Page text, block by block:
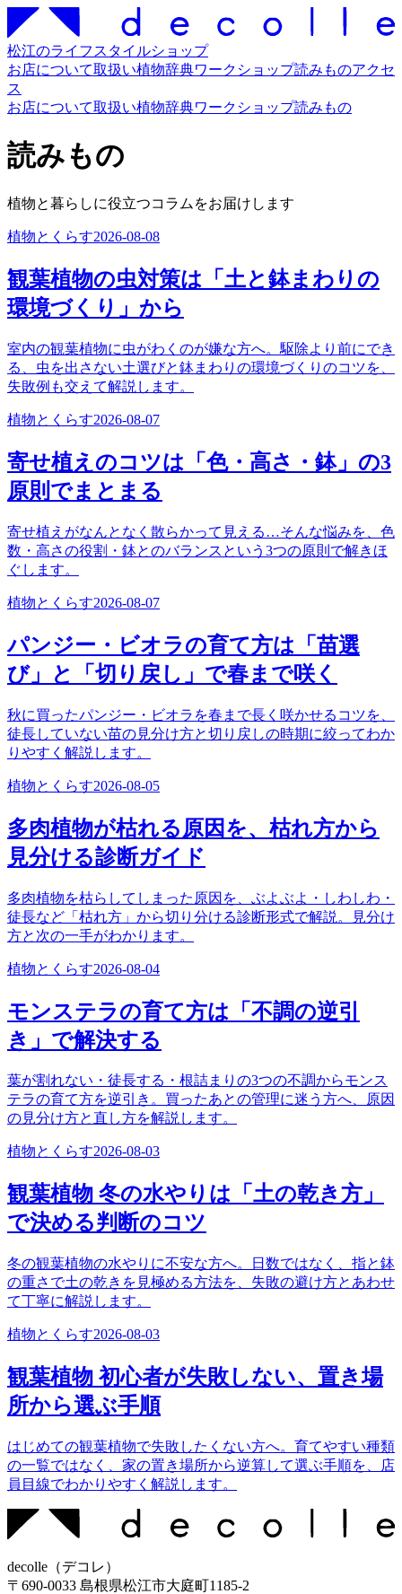
松江のライフスタイルショップ
お店について取扱い植物辞典ワークショップ読みものアクセ
ス
お店について取扱い植物辞典ワークショップ読みもの
読みもの
植物と暮らしに役立つコラムをお届けします
植物とくらす2026-08-08
観葉植物の虫対策は「土と鉢まわりの
環境づくり」から
室内の観葉植物に虫がわくのが嫌な方へ。駆除より前にでき
る、虫を出さない土選びと鉢まわりの環境づくりのコツを、
失敗例も交えて解説します。
植物とくらす2026-08-07
寄せ植えのコツは「色・高さ・鉢」の3
原則でまとまる
寄せ植えがなんとなく散らかって見える…そんな悩みを、色
数・高さの役割・鉢とのバランスという3つの原則で解きほ
ぐします。
植物とくらす2026-08-07
パンジー・ビオラの育て方は「苗選
び」と「切り戻し」で春まで咲く
秋に買ったパンジー・ビオラを春まで長く咲かせるコツを、
徒長していない苗の見分け方と切り戻しの時期に絞ってわか
りやすく解説します。
植物とくらす2026-08-05
多肉植物が枯れる原因を、枯れ方から
見分ける診断ガイド
多肉植物を枯らしてしまった原因を、ぶよぶよ・しわしわ・
徒長など「枯れ方」から切り分ける診断形式で解説。見分け
方と次の一手がわかります。
植物とくらす2026-08-04
モンステラの育て方は「不調の逆引
き」で解決する
葉が割れない・徒長する・根詰まりの3つの不調からモンス
テラの育て方を逆引き。買ったあとの管理に迷う方へ、原因
の見分け方と直し方を解説します。
植物とくらす2026-08-03
観葉植物 冬の水やりは「土の乾き方」
で決める判断のコツ
冬の観葉植物の水やりに不安な方へ。日数ではなく、指と鉢
の重さで土の乾きを見極める方法を、失敗の避け方とあわせ
て丁寧に解説します。
植物とくらす2026-08-03
観葉植物 初心者が失敗しない、置き場
所から選ぶ手順
はじめての観葉植物で失敗したくない方へ。育てやすい種類
の一覧ではなく、家の置き場所から逆算して選ぶ手順を、店
員目線でわかりやすく解説します。
decolle （デコレ ）
〒 690-0033 島根県松江市大庭町1185-2